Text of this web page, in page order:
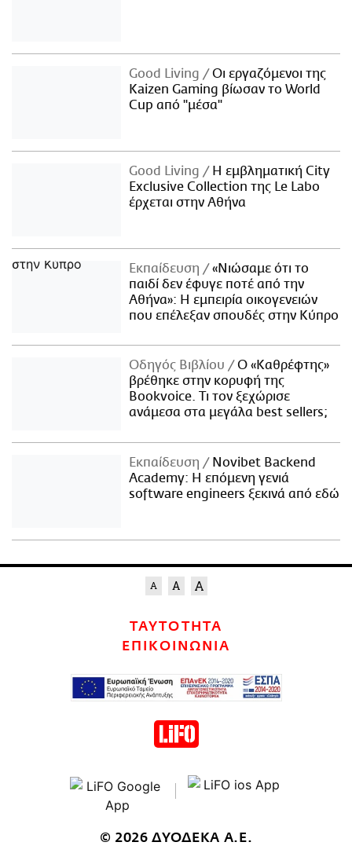
Good Living
Οι εργαζόμενοι της
Kaizen Gaming βίωσαν το World
Cup από "μέσα"
Good Living
Η εμβληματική City
Exclusive Collection της Le Labo
έρχεται στην Αθήνα
Εκπαίδευση
«Νιώσαμε ότι το
παιδί δεν έφυγε ποτέ από την
Αθήνα»: Η εμπειρία οικογενειών
που επέλεξαν σπουδές στην Κύπρο
Οδηγός Βιβλίου
Ο «Καθρέφτης»
βρέθηκε στην κορυφή της
Bookvoice. Τι τον ξεχώρισε
ανάμεσα στα μεγάλα best sellers;
Εκπαίδευση
Novibet Backend
Academy: Η επόμενη γενιά
software engineers ξεκινά από εδώ
ΤΑΥΤΟΤΗΤΑ
ΕΠΙΚΟΙΝΩΝΙΑ
© 2026 ΔΥΟΔΕΚΑ Α.Ε.